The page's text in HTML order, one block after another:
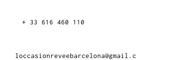
+ 33 616 460 110
loccasionreveebarcelona@gmail.c